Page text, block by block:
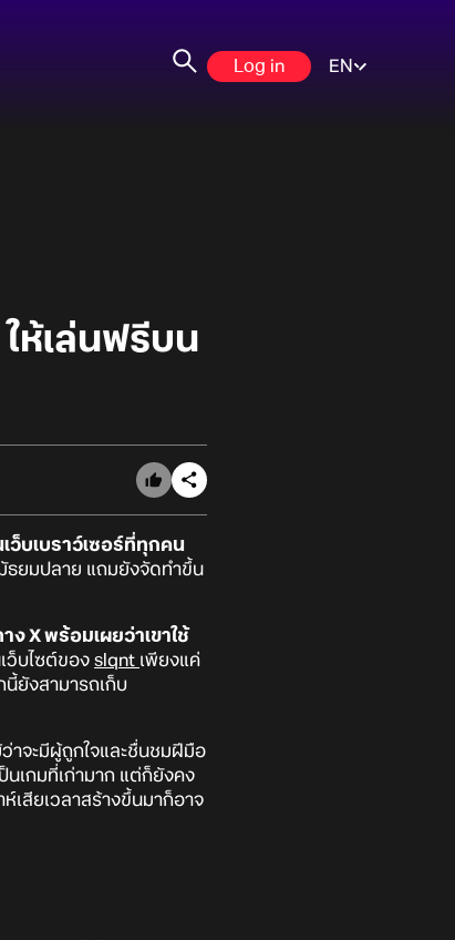
Log in EN
ห้เล่นฟรีบน
ว็บเบราว์เซอร์ที่ทุกคน
ธยมปลาย แถมยังจัดทำขึ้น
ง X พร้อมเผยว่าเขาใช้
ว็บไซต์ของ slqnt เพียงแค่
นี้ยังสามารถเก็บ
าจะมีผู้ถูกใจและชื่นชมฝีมือ
นเกมที่เก่ามาก แต่ก็ยังคง
เสียเวลาสร้างขึ้นมาก็อาจ